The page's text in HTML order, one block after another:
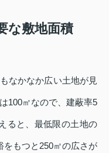
な敷地面積
なかなか広い土地が見
100㎡なので、建蔽率5
ると、最低限の土地の
をもつと250㎡の広さが